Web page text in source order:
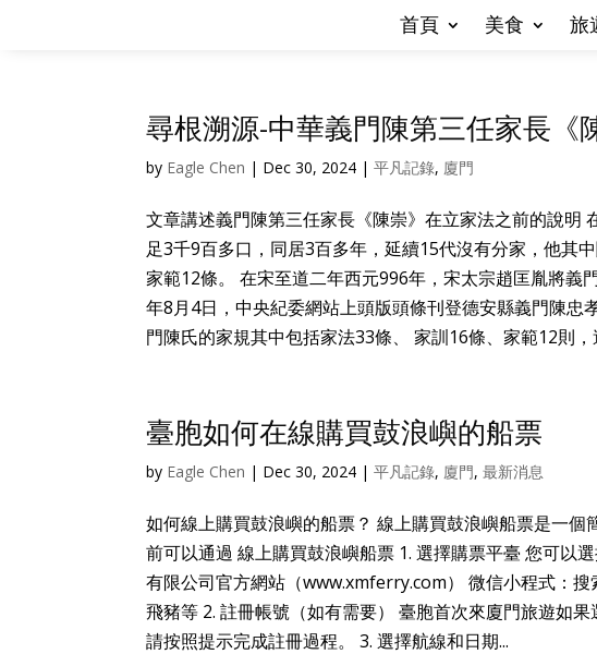
首頁 美食 旅
尋根溯源-中華義門陳第三任家長《
by Eagle Chen | Dec 30, 2024 |平凡記錄, 廈門
文章講述義門陳第三任家長《陳崇》在立家法之前的說明
足3千9百多口，同居3百多年，延續15代沒有分家，他其
家範12條。 在宋至道二年西元996年，宋太宗趙匡胤將義
年8月4日，中央紀委網站上頭版頭條刊登德安縣義門陳
門陳氏的家規其中包括家法33條、 家訓16條、家範12則
臺胞如何在線購買鼓浪嶼的船票
by Eagle Chen | Dec 30, 2024 |平凡記錄, 廈門,最新消息
如何線上購買鼓浪嶼的船票？ 線上購買鼓浪嶼船票是一
前可以通過 線上購買鼓浪嶼船票 1. 選擇購票平臺 您可以
有限公司官方網站（www.xmferry.com） 微信小程式：搜
飛豬等 2. 註冊帳號（如有需要） 臺胞首次來廈門旅遊如
請按照提示完成註冊過程。 3. 選擇航線和日期...